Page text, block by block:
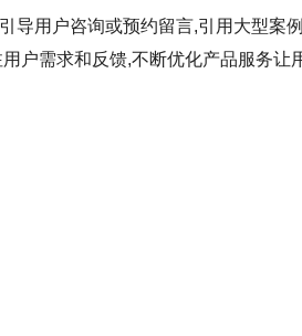
导用户咨询或预约留言,引用大型案
户需求和反馈,不断优化产品服务让